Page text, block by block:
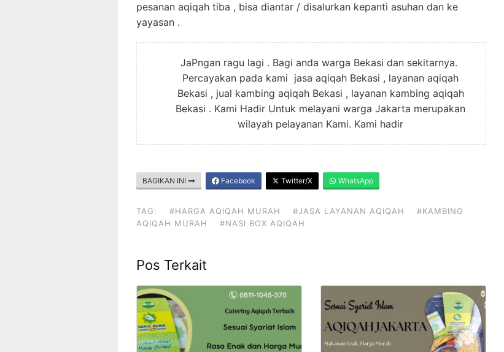
pesanan aqiqah tiba , bisa diantar / disalurkan kepanti asuhan dan ke
yayasan .
JaPngan ragu lagi . Bagi anda warga Bekasi dan sekitarnya.
Percayakan pada kami jasa aqiqah Bekasi , layanan aqiqah
Bekasi , jual kambing aqiqah Bekasi , layanan kambing aqiqah
Bekasi . Kami Hadir Untuk melayani warga Jakarta merupakan
wilayah pelayanan Kami. Kami hadir
BAGIKAN INI Facebook Twitter/X WhatsApp
TAG: #HARGA AQIQAH MURAH #JASA LAYANAN AQIQAH
#KAMBING
AQIQAH MURAH
#NASI BOX AQIQAH
Pos Terkait